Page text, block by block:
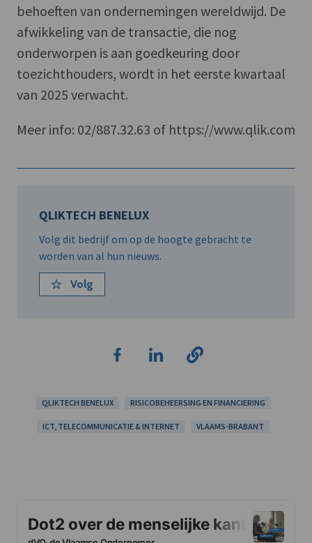
behoeften van ondernemingen wereldwijd. De
afwikkeling van de transactie, die nog
onderworpen is aan goedkeuring door
toezichthouders, wordt in het eerste kwartaal
van 2025 verwacht.
Meer info: 02/887.32.63 of https://www.qlik.com
QLIKTECH BENELUX
Volg dit bedrijf om op de hoogte gebracht te
worden van al hun nieuws.
Volg
QLIKTECH BENELUX RISICOBEHEERSING EN FINANCIERING
ICT, TELECOMMUNICATIE & INTERNET VLAAMS-BRABANT